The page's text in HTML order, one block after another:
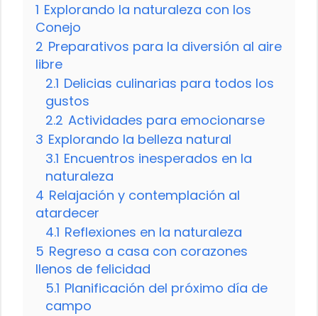
1 Explorando la naturaleza con los
Conejo
2 Preparativos para la diversión al aire
libre
2.1 Delicias culinarias para todos los
gustos
2.2 Actividades para emocionarse
3 Explorando la belleza natural
3.1 Encuentros inesperados en la
naturaleza
4 Relajación y contemplación al
atardecer
4.1 Reflexiones en la naturaleza
5 Regreso a casa con corazones
llenos de felicidad
5.1 Planificación del próximo día de
campo